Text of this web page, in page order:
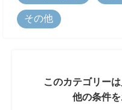
その他
このカテゴリー
他の条件を